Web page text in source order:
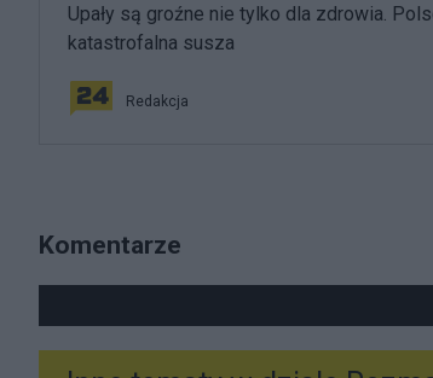
Upały są groźne nie tylko dla zdrowia.
katastrofalna susza
Redakcja
Komentarze